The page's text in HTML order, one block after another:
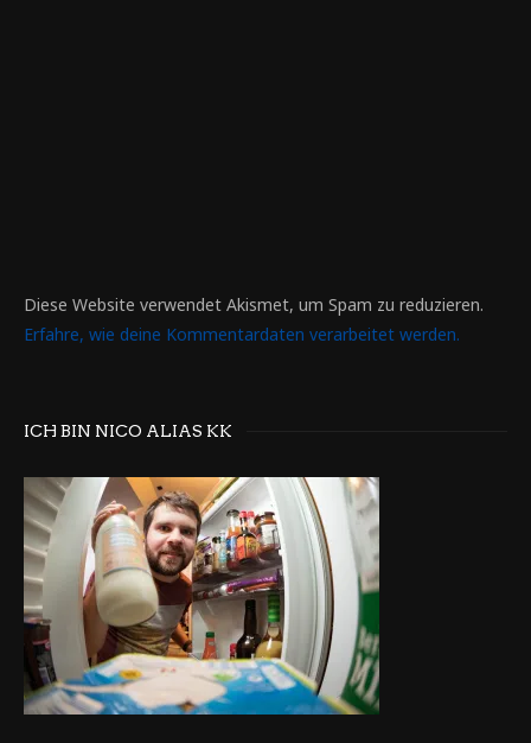
Diese Website verwendet Akismet, um Spam zu reduzieren.
Erfahre, wie deine Kommentardaten verarbeitet werden.
ICH BIN NICO ALIAS KK